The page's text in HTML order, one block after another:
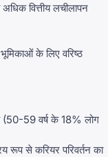
वित्तीय लचीलापन
के लिए वरिष्ठ
59 वर्ष के 18% लोग
से करियर परिवर्तन का